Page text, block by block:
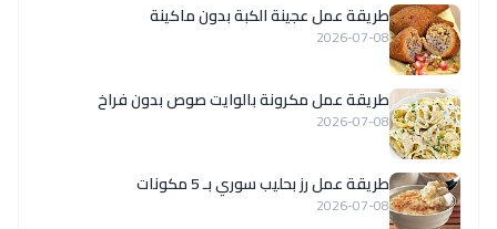
طريقة عمل عجينة الكبة بدون ماكينة
2026-07-08
طريقة عمل مكرونة بالوايت صوص بدون فراخ
2026-07-08
طريقة عمل رز بحليب سوري بـ 5 مكونات
2026-07-08